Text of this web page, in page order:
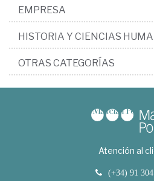
EMPRESA
HISTORIA Y CIENCIAS
OTRAS CATEGORÍAS
Atención al
(+34) 91